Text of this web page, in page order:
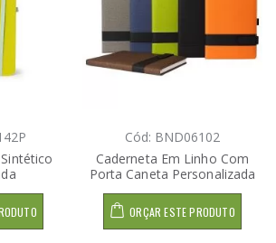
Cód: BND06102
Caderneta Em Linho Com
Porta Caneta Personalizada
ORÇAR ESTE PRODUTO